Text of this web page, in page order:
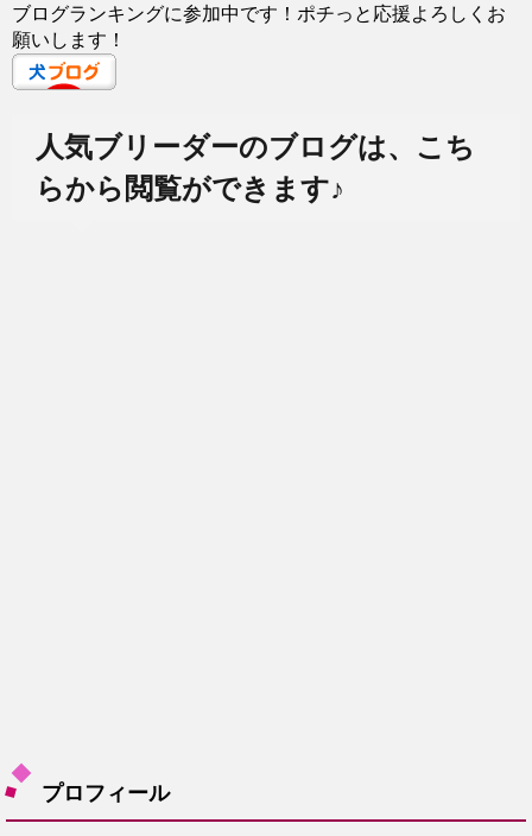
ブログランキングに参加中です！ポチっと応援よろしくお
願いします！
人気ブリーダーのブログは、こち
らから閲覧ができます♪
プロフィール